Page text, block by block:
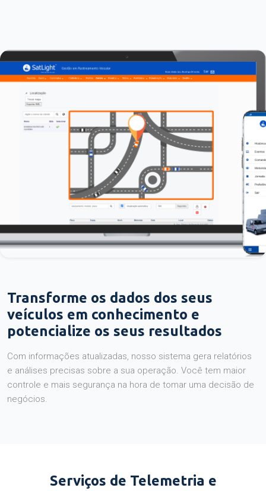
Transforme os dados dos seus
veículos em conhecimento e
potencialize os seus resultados
Com informações atualizadas, nosso sistema gera relatórios
e análises precisas sobre a sua operação. Você tem maior
controle e mais segurança na hora de tomar uma decisão de
negócios.
Serviços de Telemetria e